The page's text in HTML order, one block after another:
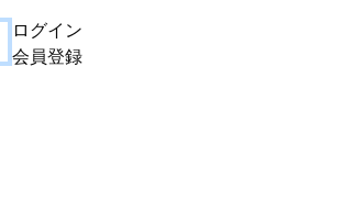
ログイン
会員登録